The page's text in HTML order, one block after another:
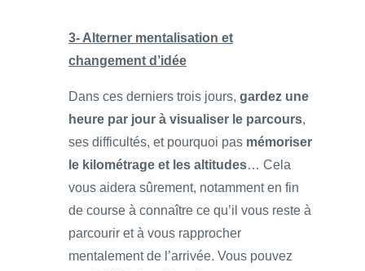
3- Alterner mentalisation et
changement d’idée
Dans ces derniers trois jours, gardez une
heure par jour à visualiser le parcours,
ses difficultés, et pourquoi pas mémoriser
le kilométrage et les altitudes… Cela
vous aidera sûrement, notamment en fin
de course à connaître ce qu’il vous reste à
parcourir et à vous rapprocher
mentalement de l’arrivée. Vous pouvez